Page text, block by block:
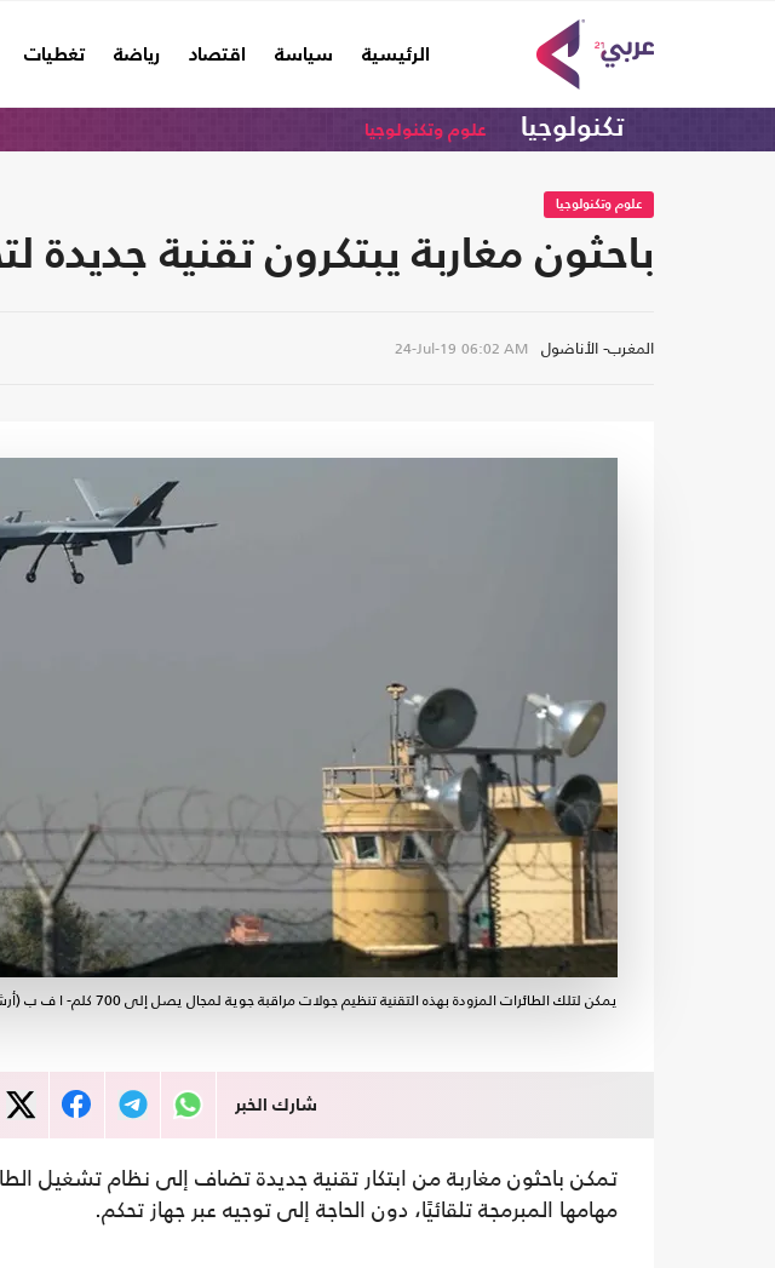
الرئيسية
(current) سياسة اقتصاد رياضة تغطيات
تكنولوجيا علوم وتكنولوجيا
علوم وتكنولوجيا
باحثون مغاربة يبتكرون تقنية جديدة
المغرب- الأناضول 24-Jul-19 06:02 AM
يمكن لتلك الطائرات المزودة بهذه التقنية تنظيم جولات مراقبة جوية لمجال يصل إلى 700 كلم- ا ف ب (أرشيفية)
شارك الخبر
تمكن باحثون مغاربة من ابتكار تقنية جديدة تضاف إلى نظام تشغيل
مهامها المبرمجة تلقائيًا، دون الحاجة إلى توجيه عبر جهاز تحكم.